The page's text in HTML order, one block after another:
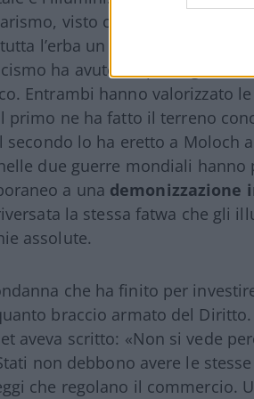
visto come
l’erba un solo fascio
ha avuto un parto
Entrambi hanno valorizzato
primo ne ha fatto il terreno
secondo lo ha eretto a Moloch
due guerre mondiali
a una demonizzazione
la stessa fatwa che gli
assolute.
che ha finito per
braccio armato del
aveva scritto: «Non si vede
non debbono avere le
che regolano il commercio.